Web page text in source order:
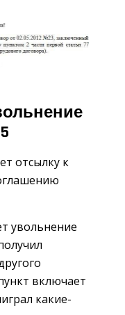
отсылку к
увольнение
включает
какие-